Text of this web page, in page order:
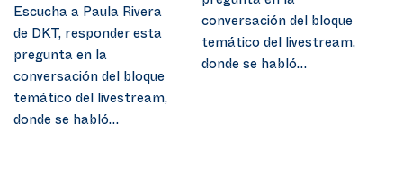
Escucha a Paula Rivera
de DKT, responder esta
pregunta en la
conversación del bloque
temático del livestream,
donde se habló…
pregunta en la
conversación del bloque
temático del livestream,
donde se habló…